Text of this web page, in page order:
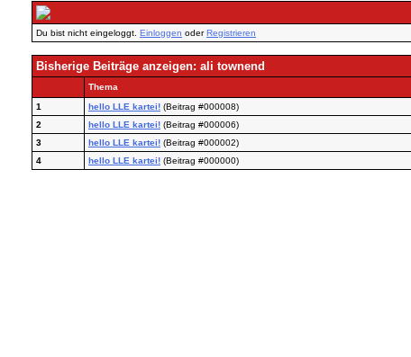
Du bist nicht eingeloggt. Einloggen oderRegistrieren
Bisherige Beiträge anzeigen: ali townend
Thema
1
hello LLE kartei! (Beitrag #000008)
2
hello LLE kartei! (Beitrag #000006)
3
hello LLE kartei! (Beitrag #000002)
4
hello LLE kartei! (Beitrag #000000)